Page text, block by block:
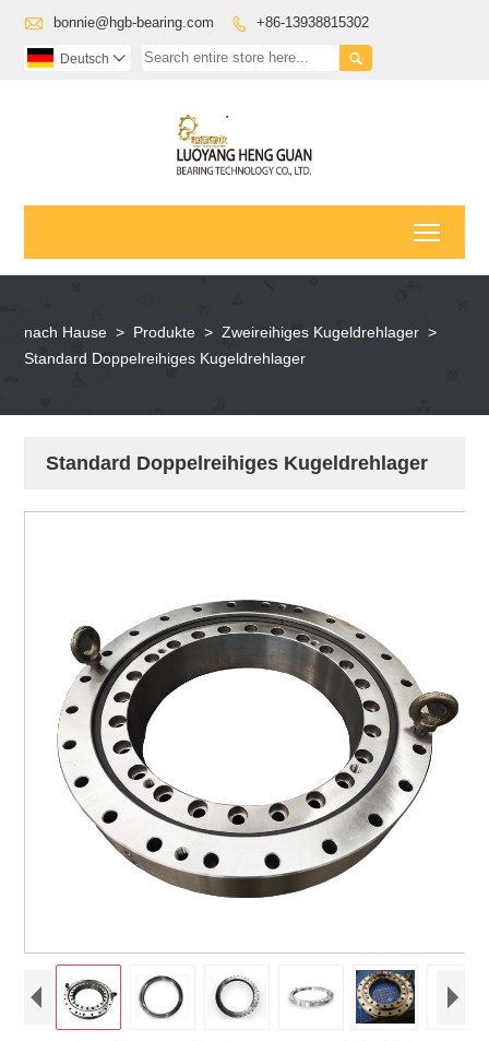
 bonnie@hgb-bearing.com  +86-13938815302

Deutsch 
nach Hause > Produkte > Zweireihiges Kugeldrehlager >
Standard Doppelreihiges Kugeldrehlager
Standard Doppelreihiges Kugeldrehlager